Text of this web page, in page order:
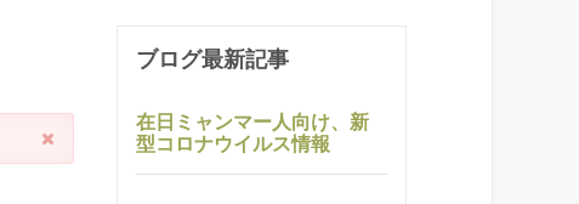
ブログ最新記事
在日ミャンマー人向け、新
型コロナウイルス情報